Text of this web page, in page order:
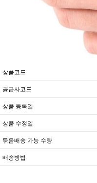
상품코드
공급사코드
상품 등록일
상품 수정일
묶음배송 가능 수량
배송방법